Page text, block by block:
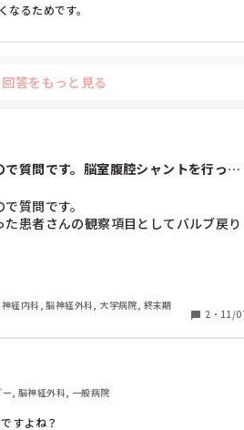
なるためです。
回答をもっと見る
質問です。脳室腹腔シャントを行った
質問です。
患者さんの観察項目としてバルブ戻り
ありますが、バルブの戻りってどうや
経内科, 脳神経外科, 大学病院, 終末期
2 ・ 11/
, 脳神経外科, 一般病院
すよね？